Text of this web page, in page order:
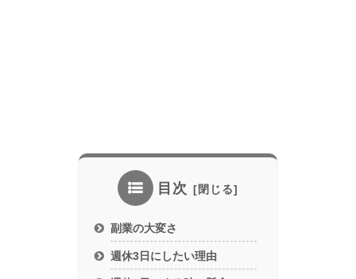
目次
副業の大変さ
週休3日にしたい理由